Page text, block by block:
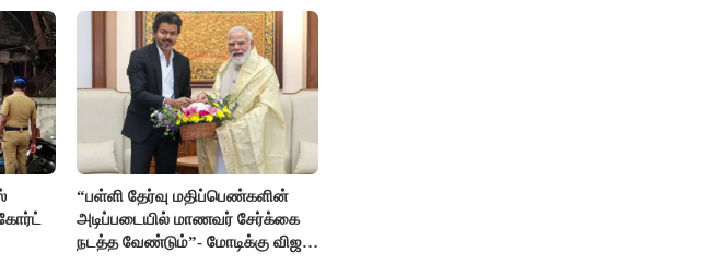
“பள்ளி தேர்வு மதிப்பெண்களின்
அடிப்படையில் மாணவர் சேர்க்கை
நடத்த வேண்டும்”- மோடிக்கு விஜய்